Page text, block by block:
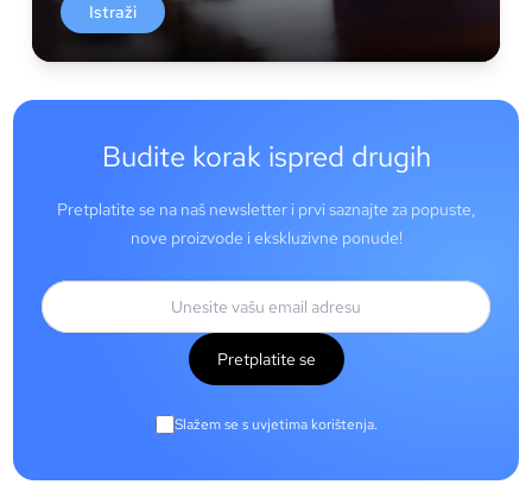
Istraži
Budite korak ispred drugih
Pretplatite se na naš newsletter i prvi saznajte za popuste,
nove proizvode i ekskluzivne ponude!
Pretplatite se
Slažem se s uvjetima korištenja.